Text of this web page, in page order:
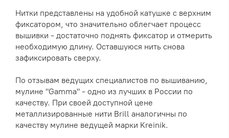
Нитки представлены на удобной катушке с верхним
фиксатором, что значительно облегчает процесс
вышивки - достаточно поднять фиксатор и отмерить
необходимую длину. Оставшуюся нить снова
зафиксировать сверху.
По отзывам ведущих специалистов по вышиванию,
мулине "Gamma" - одно из лучших в России по
качеству. При своей доступной цене
металлизированные нити Brill аналогичны по
качеству мулине ведущей марки Kreinik.